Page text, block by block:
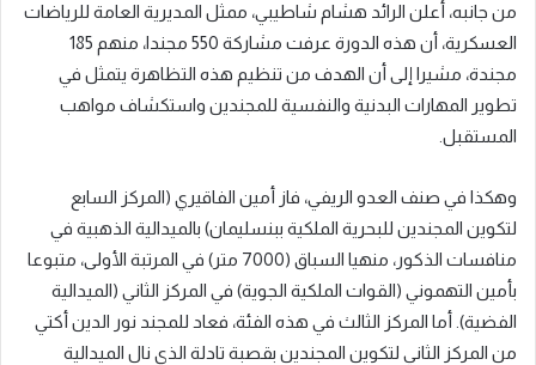
من جانبه، أعلن الرائد هشام شاطيبي، ممثل المديرية العامة للرياضات
العسكرية، أن هذه الدورة عرفت مشاركة 550 مجندا، منهم 185
مجندة، مشيرا إلى أن الهدف من تنظيم هذه التظاهرة يتمثل في
تطوير المهارات البدنية والنفسية للمجندين واستكشاف مواهب
المستقبل.
وهكذا في صنف العدو الريفي، فاز أمين الفاقيري (المركز السابع
لتكوين المجندين للبحرية الملكية ببنسليمان) بالميدالية الذهبية في
منافسات الذكور، منهيا السباق (7000 متر) في المرتبة الأولى، متبوعا
بأمين التهموني (القوات الملكية الجوية) في المركز الثاني (الميدالية
الفضية). أما المركز الثالث في هذه الفئة، فعاد للمجند نور الدين أكتي
من المركز الثاني لتكوين المجندين بقصبة تادلة الذي نال الميدالية